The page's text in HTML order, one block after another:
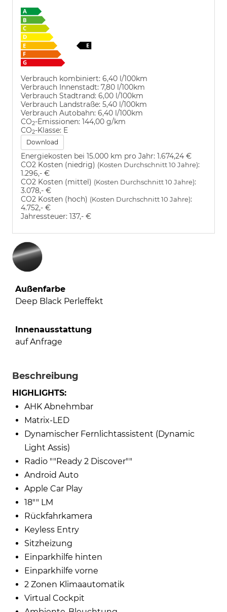
Verbrauch kombiniert: 6,40 l/100km
Verbrauch Innenstadt: 7,80 l/100km
Verbrauch Stadtrand: 6,00 l/100km
Verbrauch Landstraße: 5,40 l/100km
Verbrauch Autobahn: 6,40 l/100km
CO2-Emissionen: 144,00 g/km
CO2-Klasse: E
Download
Energiekosten bei 15.000 km pro Jahr: 1.674,24 €
CO2 Kosten (niedrig) (Kosten Durchschnitt 10 Jahre):
1.296,- €
CO2 Kosten (mittel) (Kosten Durchschnitt 10 Jahre):
3.078,- €
CO2 Kosten (hoch) (Kosten Durchschnitt 10 Jahre):
4.752,- €
Jahressteuer: 137,- €
Außenfarbe
Deep Black Perleffekt
Innenausstattung
auf Anfrage
Beschreibung
HIGHLIGHTS:
AHK Abnehmbar
Matrix-LED
Dynamischer Fernlichtassistent (Dynamic
Light Assis)
Radio ""Ready 2 Discover""
Android Auto
Apple Car Play
18"" LM
Rückfahrkamera
Keyless Entry
Sitzheizung
Einparkhilfe hinten
Einparkhilfe vorne
2 Zonen Klimaautomatik
Virtual Cockpit